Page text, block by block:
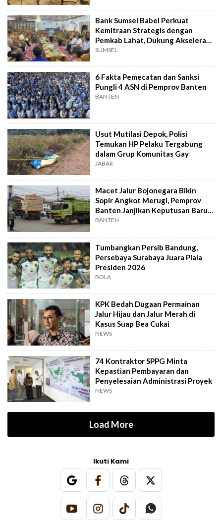
Bank Sumsel Babel Perkuat
Kemitraan Strategis dengan
Pemkab Lahat, Dukung Akselerasi
Ekonomi Daerah
SUMSEL
6 Fakta Pemecatan dan Sanksi
Pungli 4 ASN di Pemprov Banten
BANTEN
Usut Mutilasi Depok, Polisi
Temukan HP Pelaku Tergabung
dalam Grup Komunitas Gay
JABAR
Macet Jalur Bojonegara Bikin
Sopir Angkot Merugi, Pemprov
Banten Janjikan Keputusan Baru 4
Hari Lagi
BANTEN
Tumbangkan Persib Bandung,
Persebaya Surabaya Juara Piala
Presiden 2026
BOLA
KPK Bedah Dugaan Permainan
Jalur Hijau dan Jalur Merah di
Kasus Suap Bea Cukai
NEWS
74 Kontraktor SPPG Minta
Kepastian Pembayaran dan
Penyelesaian Administrasi Proyek
NEWS
Load More
Ikuti Kami